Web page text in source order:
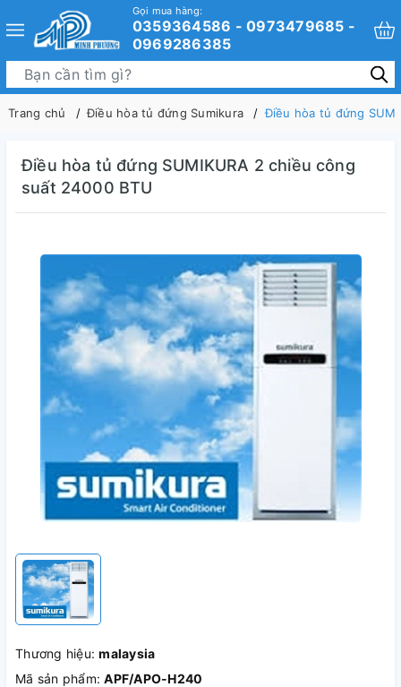
Gọi mua hàng:
0359364586 - 0973479685 -
0969286385
Trang chủ Điều hòa tủ đứng Sumikura Điều hòa tủ đứng
Điều hòa tủ đứng SUMIKURA 2 chiều công
suất 24000 BTU
Thương hiệu:malaysia
Mã sản phẩm:APF/APO-H240